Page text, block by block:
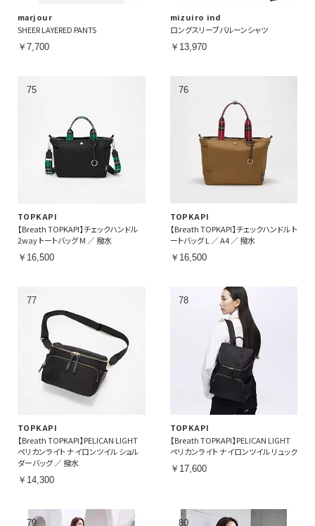
marjour
SHEER LAYERED PANTS
￥7,700
mizuiro ind
ロングスリーブバルーンシャツ
￥13,970
TOPKAPI
【Breath TOPKAPI】チェックハンドル
2way トートバッグ M ／ 撥水
￥16,500
TOPKAPI
【Breath TOPKAPI】チェックハンドル ト
ートバッグ L ／ A4 ／ 撥水
￥16,500
TOPKAPI
【Breath TOPKAPI】PELICAN LIGHT
ペリカンライト ナイロンツイル ショル
ダーバッグ ／ 撥水
￥14,300
TOPKAPI
【Breath TOPKAPI】PELICAN LIGHT
ペリカンライト ナイロンツイル リュック
￥17,600